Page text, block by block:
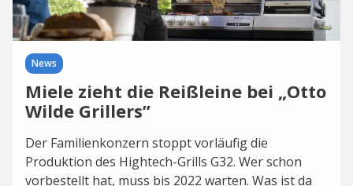
News
Miele zieht die Reißleine bei „Otto
Wilde Grillers”
Der Familienkonzern stoppt vorläufig die
Produktion des Hightech-Grills G32. Wer schon
vorbestellt hat, muss bis 2022 warten. Was ist da